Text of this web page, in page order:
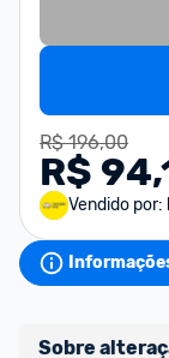
R$ 196,00
R$
Vendido por:
Sobre